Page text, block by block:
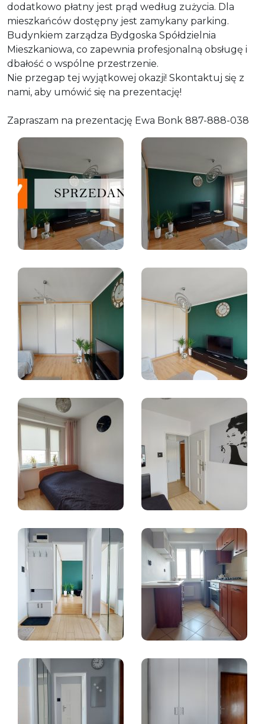
dodatkowo płatny jest prąd według zużycia. Dla
mieszkańców dostępny jest zamykany parking.
Budynkiem zarządza Bydgoska Spółdzielnia
Mieszkaniowa, co zapewnia profesjonalną obsługę i
dbałość o wspólne przestrzenie.
Nie przegap tej wyjątkowej okazji! Skontaktuj się z
nami, aby umówić się na prezentację!
Zapraszam na prezentację Ewa Bonk 887-888-038